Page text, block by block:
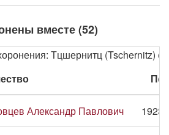
вместе (52)
Тцшернитц (Tschernitz)
Александр Павлович 1923